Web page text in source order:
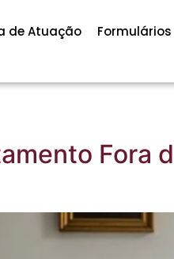
de Atuação Formulários
Fora